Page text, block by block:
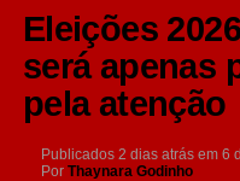
Eleições
será apenas
pela atenção
Publicados 2 dias atrás em 6
Por Thaynara Godinho